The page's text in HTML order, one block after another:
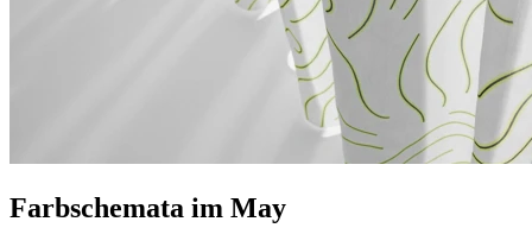
Farbschemata im May